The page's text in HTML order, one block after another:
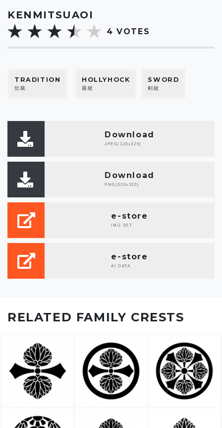
KENMITSUAOI
4 VOTES
TRADITION
伝統
HOLLYHOCK
葵紋
SWORD
剣紋
Download
JPEG(320x320)
Download
PNG(320x320)
e-store
IMG SET
e-store
AI DATA
RELATED FAMILY CRESTS